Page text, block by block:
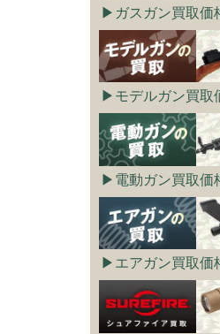
ガスガン買取価
モデルガン買取
電動ガン買取価
エアガン買取価